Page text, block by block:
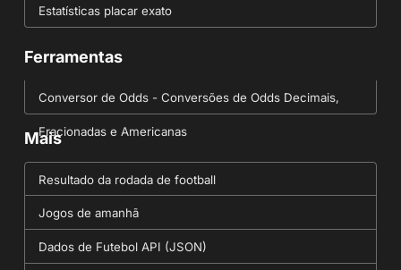
Estatísticas placar exato
Ferramentas
Conversor de Odds - Conversões de Odds Decimais,
Fracionadas e Americanas
Mais
Resultado da rodada de football
Jogos de amanhã
Dados de Futebol API (JSON)